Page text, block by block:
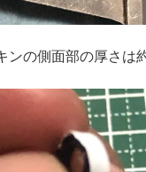
ンの側面部の厚さは